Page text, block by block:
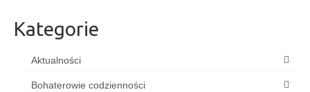
Kategorie
Aktualności
Bohaterowie codzienności